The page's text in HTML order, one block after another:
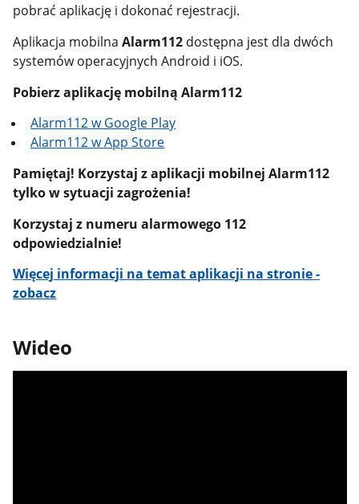
pobrać aplikację i dokonać rejestracji.
Aplikacja mobilnaAlarm112 dostępna jest dla dwóch
systemów operacyjnych Android i iOS.
Pobierz aplikację mobilną Alarm112
Alarm112w Google Play
Alarm112 w App Store
Pamiętaj! Korzystaj z aplikacji mobilnej Alarm112
tylko w sytuacji zagrożenia!
Korzystaj z numeru alarmowego 112
odpowiedzialnie!
Więcej informacji na temat aplikacji na stronie -
zobacz
Wideo